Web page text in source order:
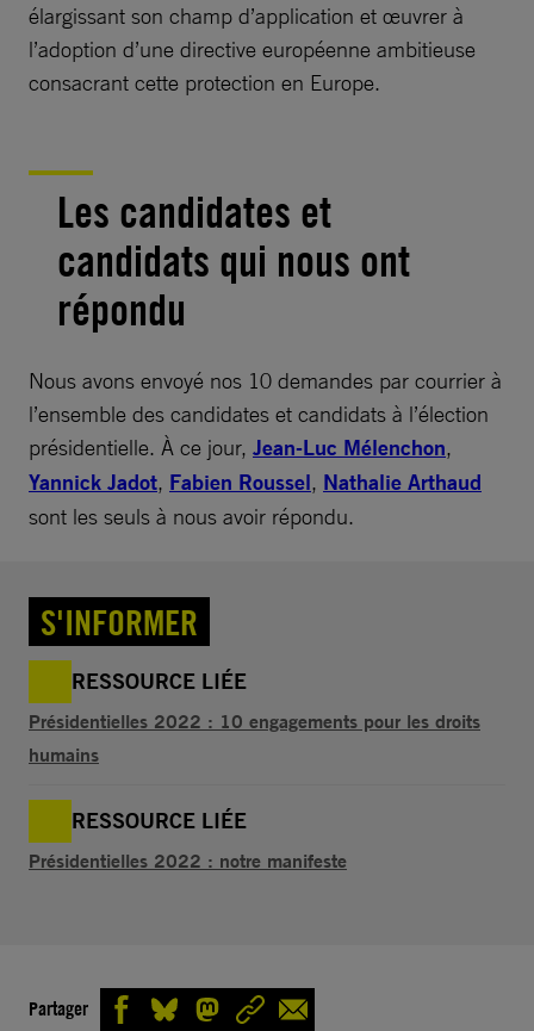
élargissant son champ d’application et œuvrer à
l’adoption d’une directive européenne ambitieuse
consacrant cette protection en Europe.
Les candidates et
candidats qui nous ont
répondu
Nous avons envoyé nos 10 demandes par courrier à
l’ensemble des candidates et candidats à l’élection
présidentielle. À ce jour, Jean-Luc Mélenchon,
Yannick Jadot, Fabien Roussel, Nathalie Arthaud
sont les seuls à nous avoir répondu.
S'INFORMER
RESSOURCE LIÉE
Présidentielles 2022 : 10 engagements pour les droits
humains
RESSOURCE LIÉE
Présidentielles 2022 : notre manifeste
Partager